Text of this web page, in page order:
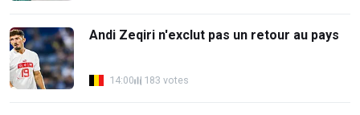
Andi Zeqiri n'exclut pas un retour au pays
14:00 183 votes